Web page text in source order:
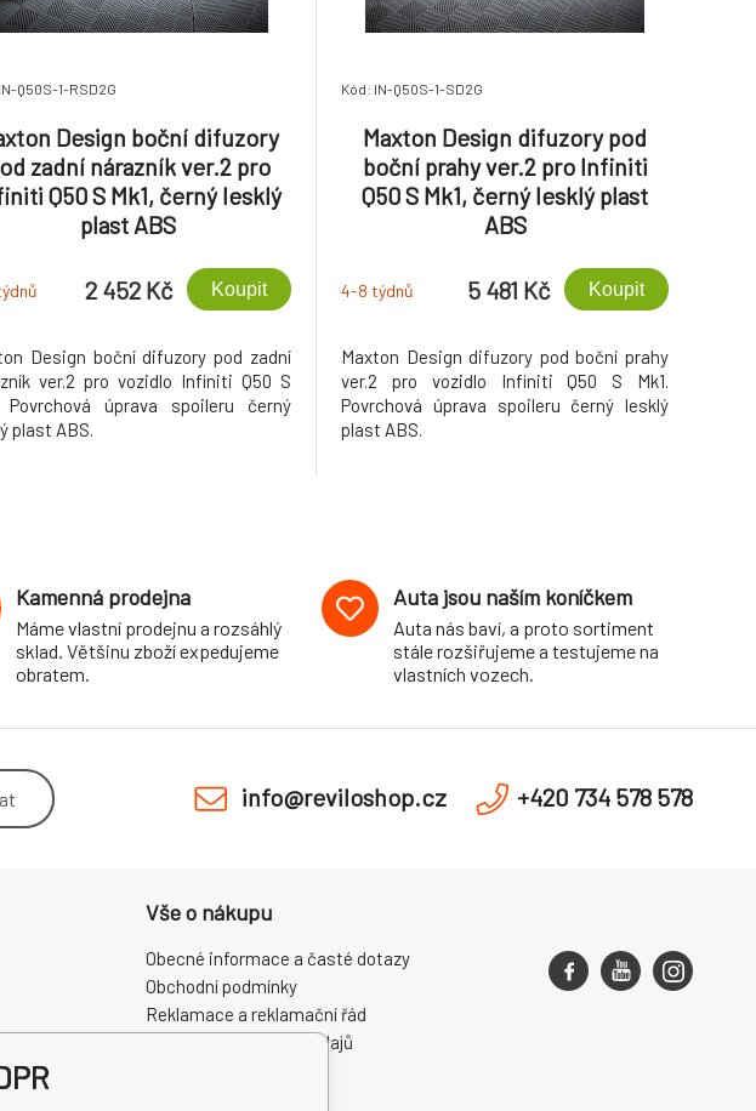
Q50S-1-RSD2G
Design boční difuzory
zadní nárazník ver.2 pro
Q50 S Mk1, černý lesklý
plast ABS
2 452 Kč Koupit
Design boční difuzory pod zadní
ver.2 pro vozidlo Infiniti Q50 S
Povrchová úprava spoileru černý
plast ABS.
Kód: IN-Q50S-1-SD2G
Maxton Design difuzory pod
boční prahy ver.2 pro Infiniti
Q50 S Mk1, černý lesklý plast
ABS
4-8 týdnů 5 481 Kč Koupit
Maxton Design difuzory pod boční prahy
ver.2 pro vozidlo Infiniti Q50 S Mk1.
Povrchová úprava spoileru černý lesklý
plast ABS.
Kamenná prodejna
Máme vlastní prodejnu a rozsáhlý
sklad. Většinu zboží expedujeme
obratem.
Auta jsou naším koníčkem
Auta nás baví, a proto sortiment
stále rozšiřujeme a testujeme na
vlastních vozech.
info@reviloshop.cz +420 734 578 578
Vše o nákupu
Obecné informace a časté dotazy
Obchodní podmínky
Reklamace a reklamační řád
Zpracování osobních údajů